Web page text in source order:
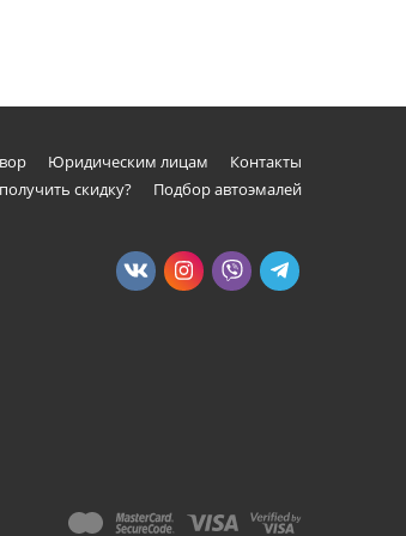
Юридическим лицам
Контакты
скидку? Подбор автоэмалей